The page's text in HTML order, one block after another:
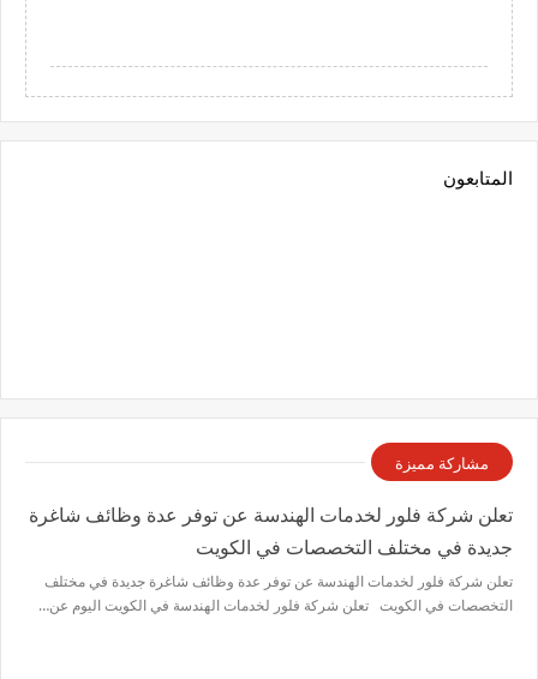
المتابعون
مشاركة مميزة
تعلن شركة فلور لخدمات الهندسة عن توفر عدة وظائف شاغرة
جديدة في مختلف التخصصات في الكويت
تعلن شركة فلور لخدمات الهندسة عن توفر عدة وظائف شاغرة جديدة في مختلف
التخصصات في الكويت تعلن شركة فلور لخدمات الهندسة في الكويت اليوم عن…